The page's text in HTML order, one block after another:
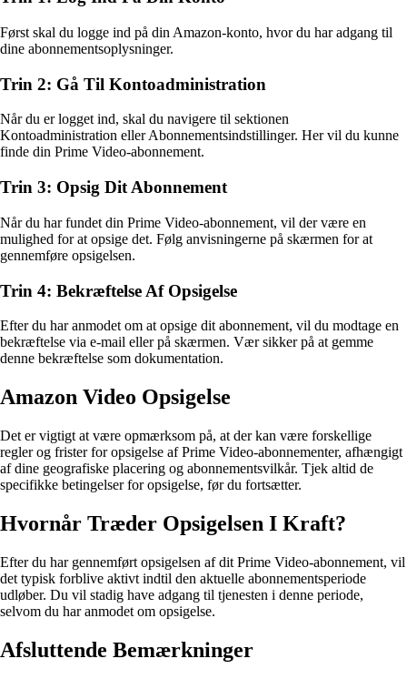
Først skal du logge ind på din Amazon-konto, hvor du har adgang til
dine abonnementsoplysninger.
Trin 2: Gå Til Kontoadministration
Når du er logget ind, skal du navigere til sektionen
Kontoadministration eller Abonnementsindstillinger. Her vil du kunne
finde din Prime Video-abonnement.
Trin 3: Opsig Dit Abonnement
Når du har fundet din Prime Video-abonnement, vil der være en
mulighed for at opsige det. Følg anvisningerne på skærmen for at
gennemføre opsigelsen.
Trin 4: Bekræftelse Af Opsigelse
Efter du har anmodet om at opsige dit abonnement, vil du modtage en
bekræftelse via e-mail eller på skærmen. Vær sikker på at gemme
denne bekræftelse som dokumentation.
Amazon Video Opsigelse
Det er vigtigt at være opmærksom på, at der kan være forskellige
regler og frister for opsigelse af Prime Video-abonnementer, afhængigt
af dine geografiske placering og abonnementsvilkår. Tjek altid de
specifikke betingelser for opsigelse, før du fortsætter.
Hvornår Træder Opsigelsen I Kraft?
Efter du har gennemført opsigelsen af dit Prime Video-abonnement, vil
det typisk forblive aktivt indtil den aktuelle abonnementsperiode
udløber. Du vil stadig have adgang til tjenesten i denne periode,
selvom du har anmodet om opsigelse.
Afsluttende Bemærkninger